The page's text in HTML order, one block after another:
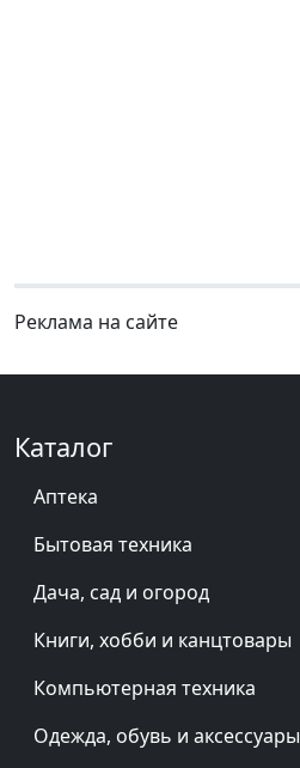
Реклама на сайте
Каталог
Аптека
Бытовая техника
Дача, сад и огород
Книги, хобби и канцтовары
Компьютерная техника
Одежда, обувь и аксессуары